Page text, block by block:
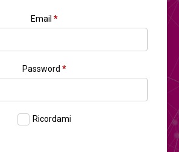
Email *
Password *
Ricordami